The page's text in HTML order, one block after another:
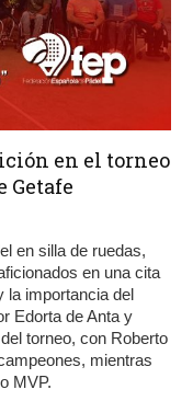
en el torneo
Getafe
en silla de ruedas,
en una cita
la importancia del
Edorta de Anta y
torneo, con Roberto
mientras
MVP.